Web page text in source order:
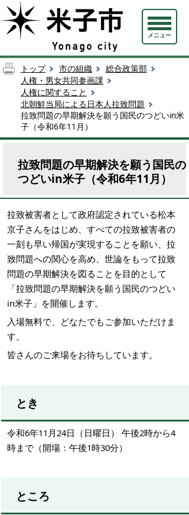
メニュー
トップ 市の組織
総合政策部
人権・男女共同参画課
人権に関すること
北朝鮮当局による日本人拉致問題
拉致問題の早期解決を願う国民のつどいin米
子（令和6年11月）
拉致問題の早期解決を願う国民の
つどいin米子（令和6年11月）
拉致被害者として政府認定されている松本
京子さんをはじめ、すべての拉致被害者の
一刻も早い帰国が実現することを願い、拉
致問題への関心を高め、世論をもって拉致
問題の早期解決を図ることを目的として
「拉致問題の早期解決を願う国民のつどい
in米子」を開催します。
入場無料で、どなたでもご参加いただけま
す。
皆さんのご来場をお待ちしています。
とき
令和6年11 月24日（日曜日） 午後2時から4
時まで（開場：午後1時30分）
ところ